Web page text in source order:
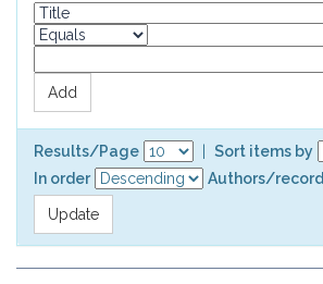
Results/Page
Sort items by
In order
Authors/record